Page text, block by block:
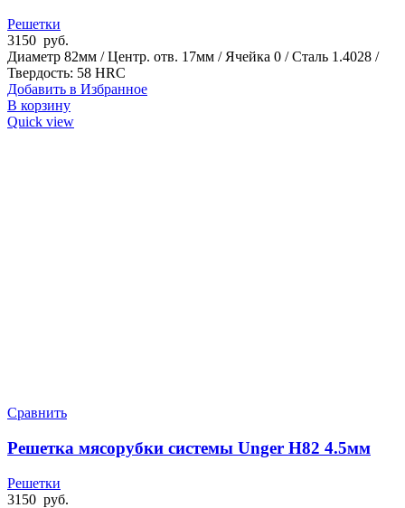
Решетки
3150 руб.
Диаметр 82мм / Центр. отв. 17мм / Ячейка 0 / Сталь 1.4028 /
Твердость: 58 HRC
Добавить в Избранное
В корзину
Quick view
Сравнить
Решетка мясорубки системы Unger H82 4.5мм
Решетки
3150 руб.